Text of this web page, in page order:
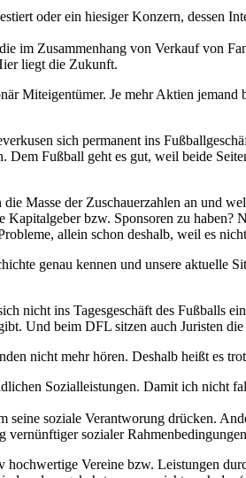
oder ein hiesiger Konzern, dessen
im Zusammenhang von Verkauf von
liegt die Zukunft.
Miteigentümer. Je mehr Aktien jemand
sich permanent ins
Fußball geht es gut, weil beide
Masse der Zuschauerzahlen an und
Kapitalgeber bzw. Sponsoren zu haben?
allein schon deshalb, weil es
genau kennen und unsere aktuelle
nicht ins Tagesgeschäft des Fußballs
Und beim DFL sitzen auch Juristen
nicht mehr hören. Deshalb heißt es
Sozialleistungen. Damit ich nicht
soziale Verantworung drücken.
sozialer
Vereine bzw. Leistungen